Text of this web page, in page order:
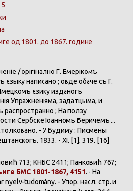
од 1801. до 1867. године
/ орігінално Г. Емерікомъ
єзыку написано ; овде обаче съ Г.
єзику изданогъ
Упражненіяма, задатцыма, и
; На ползу
Сербске Іоанномъ Беричемъ ...
- У Будиму : Писмены
1833. - XI, [1], 319, [16]
713; КНБС 2411; Панковић 767;
БМС 1801-1867, 4151. - На
nyelv-tudomány. - Упор. насл. стр. и